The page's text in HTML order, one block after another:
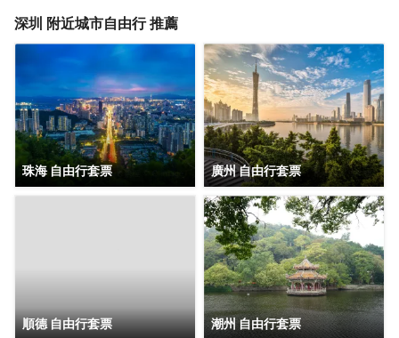
團，尚美生活憑藉創新的商業模式、強大的品牌優勢和專業
創、共享大住宿共同體。未來，集團將不斷探索住宿業與互
聯網的結合、與新生活方式的結合，致力於成為全球領先的
生活服務連鎖平台，引領新尚美好生活。
深圳 附近城市自由行 推薦
珠海 自由行套票 廣州 自由行套票
順德 自由行套票 潮州 自由行套票